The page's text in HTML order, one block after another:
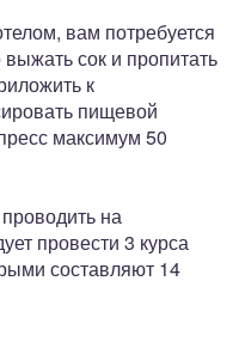
вам потребуется
сок и пропитать
к
пищевой
максимум 50
на
провести 3 курса
составляют 14